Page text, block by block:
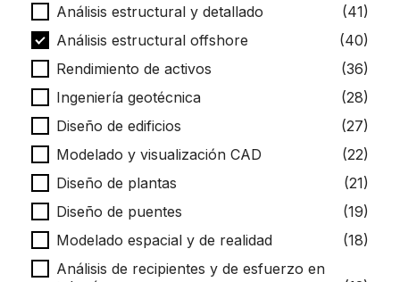
Análisis estructural y detallado
(41)
Análisis estructural offshore
(40)
Rendimiento de activos
(36)
Ingeniería geotécnica
(28)
Diseño de edificios
(27)
Modelado y visualización CAD
(22)
Diseño de plantas
(21)
Diseño de puentes
(19)
Modelado espacial y de realidad
(18)
Análisis de recipientes y de esfuerzo en